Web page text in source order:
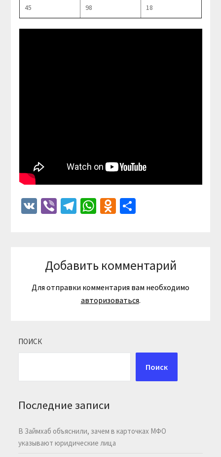
45 98 18
VKViberTelegram
WhatsApp
Odnoklassniki
Отправить
Добавить комментарий
Для отправки комментария вам необходимо
авторизоваться.
ПОИСК
Поиск
Последние записи
В Займхаб объяснили, зачем в карточках МФО
указывают юридические лица